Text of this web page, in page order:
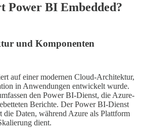
Power BI Embedded?
und Komponenten
auf einer modernen Cloud-Architektur,
in Anwendungen entwickelt wurde.
den Power BI-Dienst, die Azure-
Berichte. Der Power BI-Dienst
die Daten, während Azure als Plattform
dient.